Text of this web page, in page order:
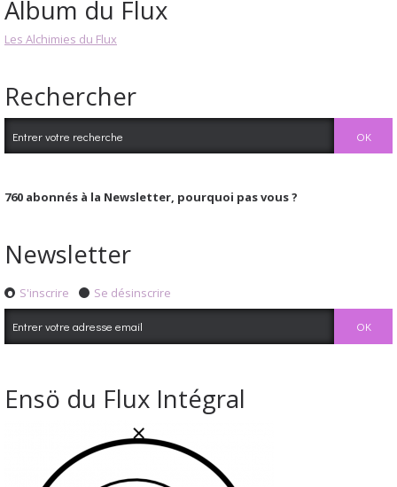
Album du Flux
Les Alchimies du Flux
Rechercher
760 abonnés à la Newsletter, pourquoi pas vous ?
Newsletter
S'inscrire Se désinscrire
Ensö du Flux Intégral